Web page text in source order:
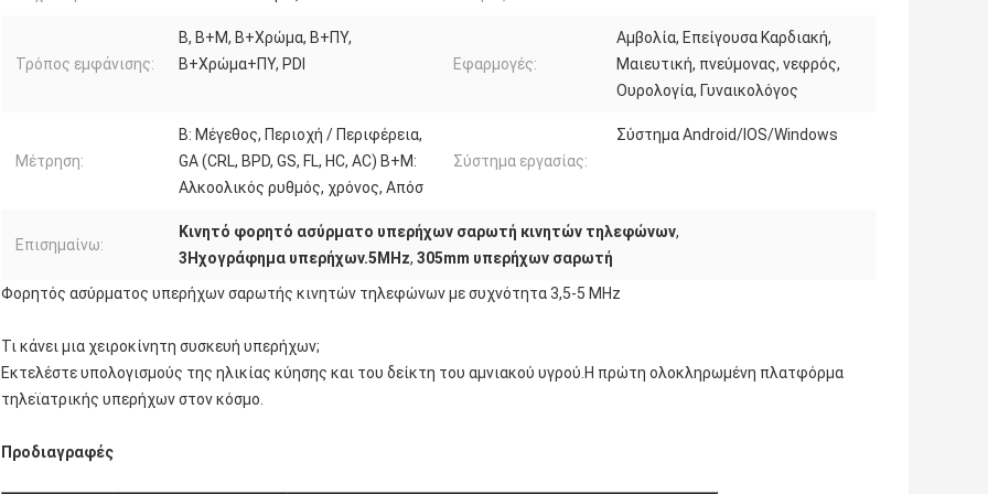
Τρόπος εμφάνισης:
Β, Β+Μ, Β+Χρώμα, Β+ΠΥ,
Β+Χρώμα+ΠΥ, PDI
Εφαρμογές:
Αμβολία, Επείγουσα Καρδιακή,
Μαιευτική, πνεύμονας, νεφρός,
Ουρολογία, Γυναικολόγος
Μέτρηση:
Β: Μέγεθος, Περιοχή / Περιφέρεια,
GA (CRL, BPD, GS, FL, HC, AC) Β+Μ:
Αλκοολικός ρυθμός, χρόνος, Απόσ
Σύστημα εργασίας:
Σύστημα Android/IOS/Windows
Επισημαίνω:
Κινητό φορητό ασύρματο υπερήχων σαρωτή κινητών τηλεφώνων,
3Ηχογράφημα υπερήχων.5MHz, 305mm υπερήχων σαρωτή
Φορητός ασύρματος υπερήχων σαρωτής κινητών τηλεφώνων με συχνότητα 3,5-5 MHz
Τι κάνει μια χειροκίνητη συσκευή υπερήχων;
Εκτελέστε υπολογισμούς της ηλικίας κύησης και του δείκτη του αμνιακού υγρού.Η πρώτη ολοκληρωμένη πλατφόρμα
τηλεϊατρικής υπερήχων στον κόσμο.
Προδιαγραφές